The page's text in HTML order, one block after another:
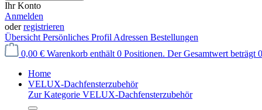
Ihr Konto
Anmelden
oderregistrieren
Übersicht Persönliches Profil Adressen Bestellungen
0,00 € Warenkorb enthält 0 Positionen. Der Gesamtwert beträgt
Home
VELUX-Dachfensterzubehör
Zur Kategorie VELUX-Dachfensterzubehör